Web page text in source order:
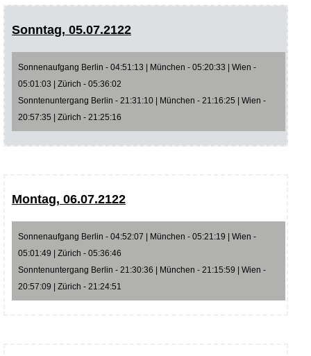
Sonntag, 05.07.2122
Sonnenaufgang Berlin - 04:51:13 | München - 05:20:33 | Wien -
05:01:03 | Zürich - 05:36:02
Sonntenuntergang Berlin - 21:31:10 | München - 21:16:25 | Wien -
20:57:35 | Zürich - 21:25:16
Montag, 06.07.2122
Sonnenaufgang Berlin - 04:52:07 | München - 05:21:19 | Wien -
05:01:49 | Zürich - 05:36:46
Sonntenuntergang Berlin - 21:30:36 | München - 21:15:59 | Wien -
20:57:09 | Zürich - 21:24:51